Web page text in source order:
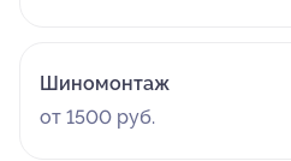
Шиномонтаж
от 1500 руб.